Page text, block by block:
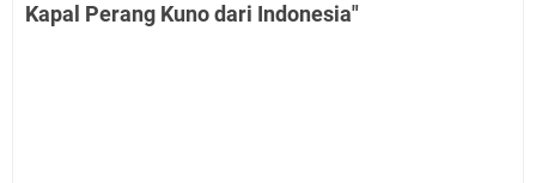
Kapal Perang Kuno dari Indonesia"